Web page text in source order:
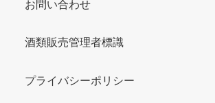
お問い合わせ
酒類販売管理者標識
プライバシーポリシー